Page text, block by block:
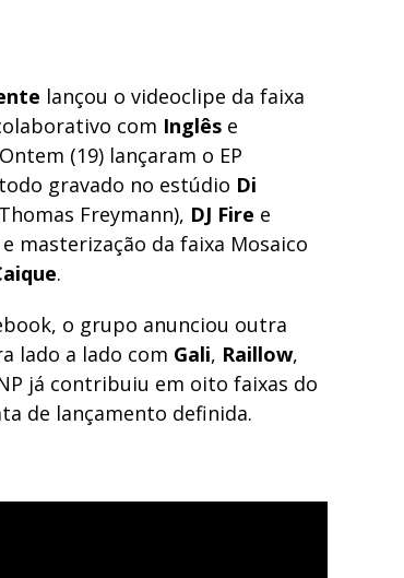
lançou o videoclipe da faixa
com Inglês e
(19) lançaram o EP
gravado no estúdio Di
Freymann), DJ Fire e
e masterização da faixa Mosaico
.
o grupo anunciou outra
lado a lado com Gali, Raillow,
já contribuiu em oito faixas do
de lançamento definida.